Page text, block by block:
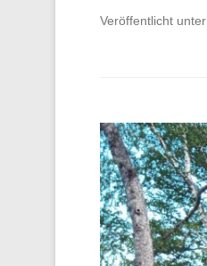
Veröffentlicht unter